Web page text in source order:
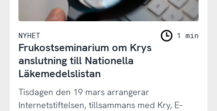
NYHET 1 min
Frukostseminarium om Krys
anslutning till Nationella
Läkemedelslistan
Tisdagen den 19 mars arrangerar
Internetstiftelsen, tillsammans med Kry, E-